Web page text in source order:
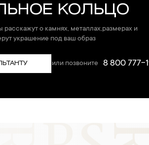
КОЛЬЦО
расскажут о камнях, металлах,размерах и
украшение под ваш образ
или позвоните 8 800 777-